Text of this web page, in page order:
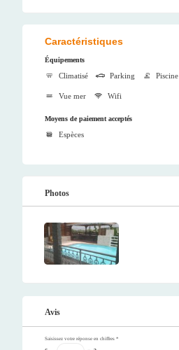
Caractéristiques
Équipements
Climatisé Parking Piscine
Vue mer Wifi
Moyens de paiement acceptés
Espèces
Photos
Avis
Saisissez votre réponse en chiffres *